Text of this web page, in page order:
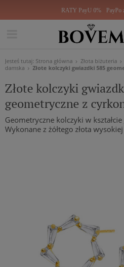
RATY PayU 0% PayPo
Jesteś tutaj: Strona główna Złota biżuteria
damska
Złote kolczyki gwiazdki 585
Złote kolczyki
geometryczne z
Geometryczne kolczyki w
Wykonane z żółtego złota